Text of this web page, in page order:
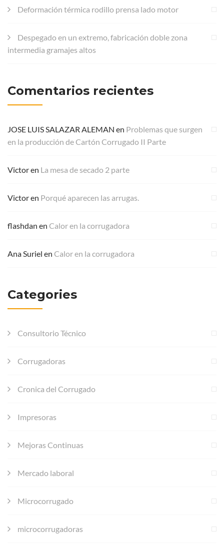
Deformación térmica rodillo prensa lado motor
Despegado en un extremo, fabricación doble zona
intermedia gramajes altos
Comentarios recientes
JOSE LUIS SALAZAR ALEMAN en Problemas que surgen
en la producción de Cartón Corrugado II Parte
Victoren La mesa de secado 2 parte
Victoren Porqué aparecen las arrugas.
flashdan en Calor en la corrugadora
Ana Suriel en Calor en la corrugadora
Categories
Consultorio Técnico
Corrugadoras
Cronica del Corrugado
Impresoras
Mejoras Continuas
Mercado laboral
Microcorrugado
microcorrugadoras